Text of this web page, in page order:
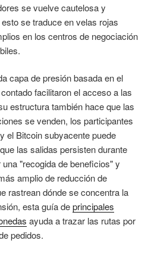
se vuelve cautelosa y
se traduce en velas rojas
en los centros de negociación
capa de presión basada en el
facilitaron el acceso a las
estructura también hace que las
se venden, los participantes
el Bitcoin subyacente puede
las salidas persisten durante
"recogida de beneficios" y
amplio de reducción de
rastrean dónde se concentra la
esta guía deprincipales
ayuda a trazar las rutas por
pedidos.